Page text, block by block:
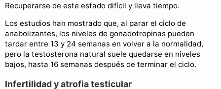
Recuperarse de este estado difícil y lleva tiempo.
Los estudios han mostrado que, al parar el ciclo de
anabolizantes, los niveles de gonadotropinas pueden
tardar entre 13 y 24 semanas en volver a la normalidad,
pero la testosterona natural suele quedarse en niveles
bajos, hasta 16 semanas después de terminar el ciclo.
Infertilidad y atrofia testicular